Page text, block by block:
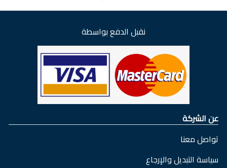
نقبل الدفع بواسطة
عن الشركة
تواصل معنا
سياسة التبديل والإرجاع